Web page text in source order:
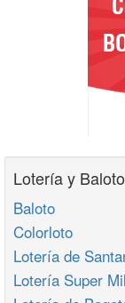
Lotería y
Baloto
Colorloto
Lotería de
Lotería Super